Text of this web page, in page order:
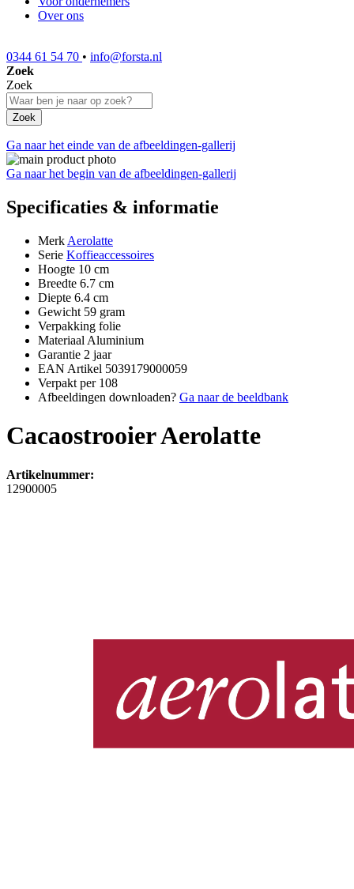
Over ons
0344 61 54 70 • info@forsta.nl
Zoek
Zoek
Zoek
Ga naar het einde van de afbeeldingen-gallerij
Ga naar het begin van de afbeeldingen-gallerij
Specificaties & informatie
Merk Aerolatte
Serie Koffieaccessoires
Hoogte 10 cm
Breedte 6.7 cm
Diepte 6.4 cm
Gewicht 59 gram
Verpakking folie
Materiaal Aluminium
Garantie 2 jaar
EAN Artikel 5039179000059
Verpakt per 108
Afbeeldingen downloaden? Ga naar de beeldbank
Cacaostrooier Aerolatte
Artikelnummer:
12900005